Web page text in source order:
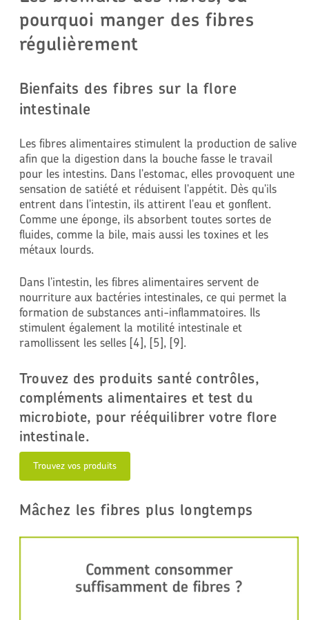
pourquoi manger des fibres
régulièrement
Bienfaits des fibres sur la flore
intestinale
Les fibres alimentaires stimulent la production de salive
afin que la digestion dans la bouche fasse le travail
pour les intestins. Dans l'estomac, elles provoquent une
sensation de satiété et réduisent l'appétit. Dès qu'ils
entrent dans l'intestin, ils attirent l'eau et gonflent.
Comme une éponge, ils absorbent toutes sortes de
fluides, comme la bile, mais aussi les toxines et les
métaux lourds.
Dans l'intestin, les fibres alimentaires servent de
nourriture aux bactéries intestinales, ce qui permet la
formation de substances anti-inflammatoires. Ils
stimulent également la motilité intestinale et
ramollissent les selles [4], [5], [9].
Trouvez des produits santé contrôles,
compléments alimentaires et test du
microbiote, pour rééquilibrer votre flore
intestinale.
Trouvez vos produits
Mâchez les fibres plus longtemps